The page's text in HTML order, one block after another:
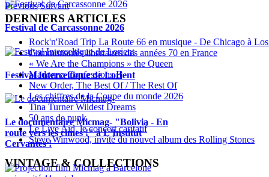
Festival de Carcassonne 2026
Festival Interceltique de Lorient
Le documentaire Micmag- "Bolivia - En
route vers les cimes !" à L'Institut
Cervantès !
Previous Suivant
DERNIERS ARTICLES
Rock'n'Road Trip La Route 66 en musique - De Chicago à
Communautés libertaires des années 70 en France
« We Are the Champions » the Queen
Madonna Confessions II
New Order, The Best Of / The Rest Of
Les chiffres de la Coupe du monde 2026
Tina Turner Wildest Dreams
50 ans de punk
Le Live Aid, le concert caritatif
Steve Winwood, invité du nouvel album des Rolling Stones
VINTAGE & COLLECTIONS